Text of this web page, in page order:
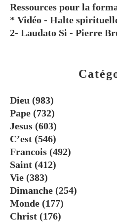
Dieu (983)
Pape (732)
Jesus (603)
C’est (546)
Francois (492)
Saint (412)
Vie (383)
Dimanche (254)
Monde (177)
Christ (176)
Ressources pour la
* Vidéo - Halte
2- Laudato Si - Pierre